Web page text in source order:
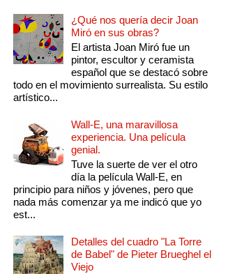
¿Qué nos quería decir Joan
Miró en sus obras?
El artista Joan Miró fue un
pintor, escultor y ceramista
español que se destacó sobre
todo en el movimiento surrealista. Su estilo
artístico...
Wall-E, una maravillosa
experiencia. Una película
genial.
Tuve la suerte de ver el otro
día la película Wall-E, en
principio para niños y jóvenes, pero que
nada más comenzar ya me indicó que yo
est...
Detalles del cuadro "La Torre
de Babel" de Pieter Brueghel el
Viejo